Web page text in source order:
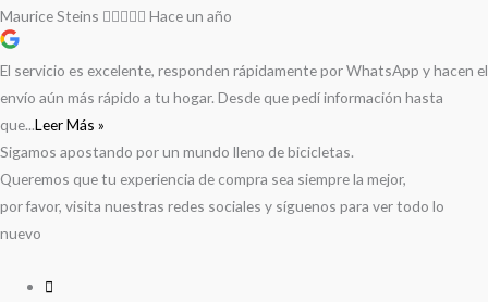
Maurice Steins
Hace un año
El servicio es excelente, responden rápidamente por WhatsApp y hacen el
envío aún más rápido a tu hogar. Desde que pedí información hasta
que...Leer Más »
Sigamos apostando por un mundo lleno de bicicletas.
Queremos que tu experiencia de compra sea siempre la mejor,
por favor, visita nuestras redes sociales y síguenos para ver todo lo
nuevo